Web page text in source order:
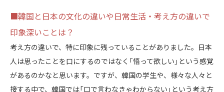
■韓国と日本の文化の違いや日常生活・考え方の違いで
印象深いことは？
考え方の違いで、特に印象に残っていることがありました。日本
人は思ったことを口にするのではなく「悟って欲しい」という感覚
があるのかなと思います。ですが、韓国の学生や、様々な人々と
接する中で、韓国では「口で言わなきゃわからない」という考え方